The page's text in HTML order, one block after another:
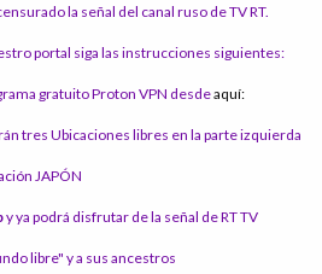
la señal del canal ruso de TV RT.
portal siga las instrucciones siguientes:
gratuito Proton VPN desdeaquí:
tres Ubicaciones libres en la parte izquierda
JAPÓN
y ya podrá disfrutar de la señal de RT TV
libre" y a sus ancestros